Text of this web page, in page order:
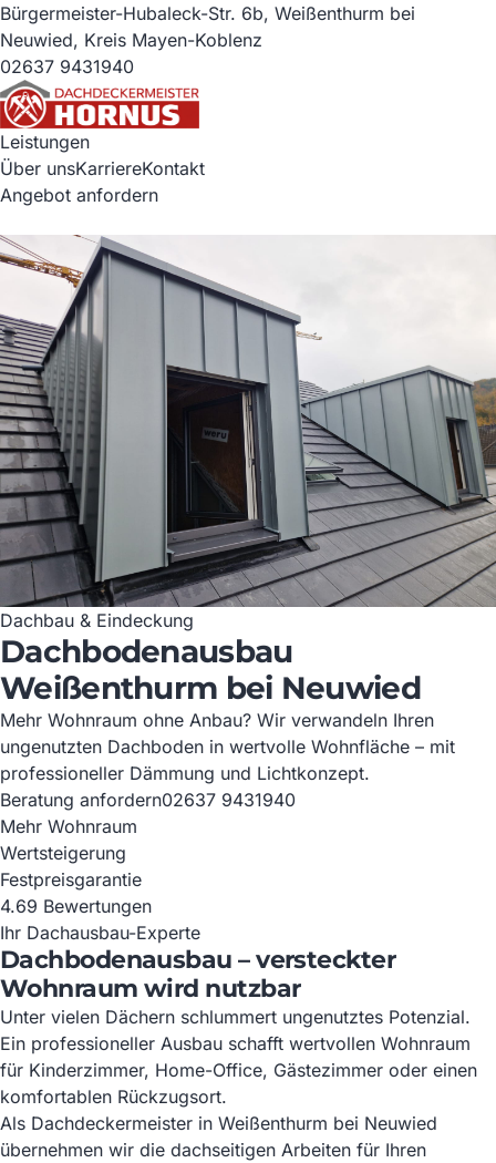
Bürgermeister-Hubaleck-Str. 6b, Weißenthurm bei
Neuwied, Kreis Mayen-Koblenz
02637 9431940
Leistungen
Über unsKarriereKontakt
Angebot anfordern
Dachbau & Eindeckung
Dachbodenausbau
Weißenthurm bei Neuwied
Mehr Wohnraum ohne Anbau? Wir verwandeln Ihren
ungenutzten Dachboden in wertvolle Wohnfläche – mit
professioneller Dämmung und Lichtkonzept.
Beratung anfordern02637 9431940
Mehr Wohnraum
Wertsteigerung
Festpreisgarantie
4.69 Bewertungen
Ihr Dachausbau-Experte
Dachbodenausbau – versteckter
Wohnraum wird nutzbar
Unter vielen Dächern schlummert ungenutztes Potenzial.
Ein professioneller Ausbau schafft wertvollen Wohnraum
für Kinderzimmer, Home-Office, Gästezimmer oder einen
komfortablen Rückzugsort.
Als Dachdeckermeister in Weißenthurm bei Neuwied
übernehmen wir die dachseitigen Arbeiten für Ihren